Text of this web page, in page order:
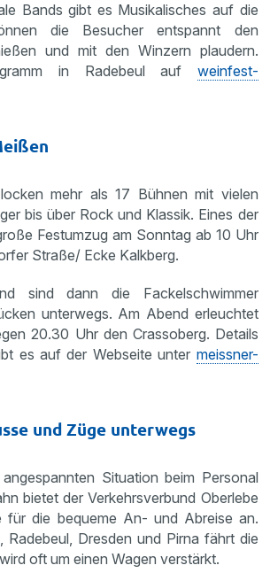
Bands gibt es Musikalisches auf die
die Besucher entspannt den
und mit den Winzern plaudern.
in Radebeul auf weinfest-
mehr als 17 Bühnen mit vielen
bis über Rock und Klassik. Eines der
Festumzug am Sonntag ab 10 Uhr
Straße/ Ecke Kalkberg.
sind dann die Fackelschwimmer
unterwegs. Am Abend erleuchtet
20.30 Uhr den Crassoberg. Details
es auf der Webseite unter meissner-
und Züge unterwegs
Situation beim Personal
bietet der Verkehrsverbund Oberlebe
für die bequeme An- und Abreise an.
Radebeul, Dresden und Pirna fährt die
oft um einen Wagen verstärkt.